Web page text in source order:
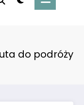
do podróży